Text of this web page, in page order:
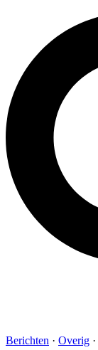
Berichten · Overig ·